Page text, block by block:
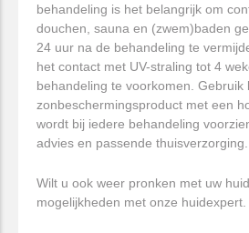
behandeling is het belangrijk om
douchen, sauna en (zwem)baden
24 uur na de behandeling te
het contact met UV-straling tot 4
behandeling te voorkomen. Gebruik
zonbeschermingsproduct met een
wordt bij iedere behandeling
advies en passende thuisverzorging.
Wilt u ook weer pronken met uw
mogelijkheden met onze huidexpert.